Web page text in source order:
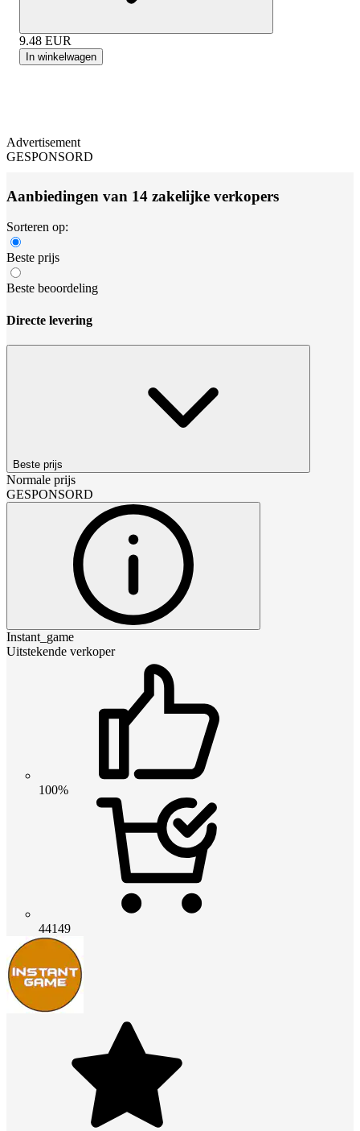
9.48 EUR
In winkelwagen
Advertisement
GESPONSORD
Aanbiedingen van 14 zakelijke verkopers
Sorteren op:
Beste prijs
Beste beoordeling
Directe levering
Beste prijs
Normale prijs
GESPONSORD
Instant_game
Uitstekende verkoper
100%
44149